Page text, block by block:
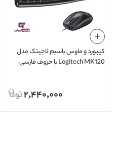
کیبورد و ماوس باسیم لاجیتک مدل
Logitech MK120 با حروف فارسی
2,440,000